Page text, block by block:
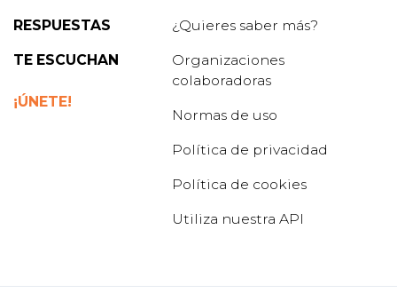
RESPUESTAS
TE ESCUCHAN
¡ÚNETE!
¿Quieres saber más?
Organizaciones
colaboradoras
Normas de uso
Política de privacidad
Política de cookies
Utiliza nuestra API